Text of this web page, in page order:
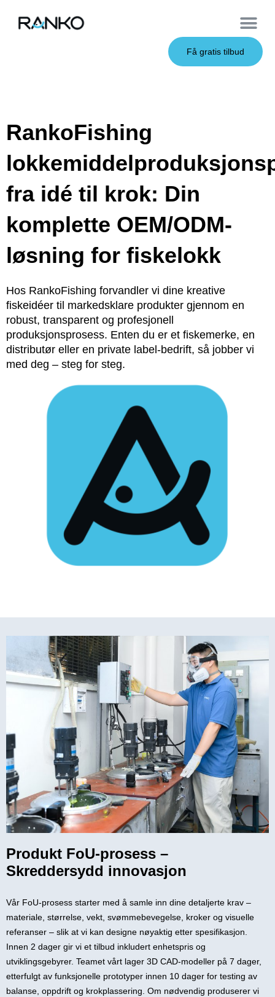
Få gratis tilbud
RankoFishing
fra idé til krok: Din
komplette OEM/ODM-
løsning for fiskelokk
Hos RankoFishing forvandler vi dine kreative
fiskeidéer til markedsklare produkter gjennom en
robust, transparent og profesjonell
produksjonsprosess. Enten du er et fiskemerke, en
distributør eller en private label-bedrift, så jobber vi
med deg – steg for steg.
Produkt FoU-prosess –
Skreddersydd innovasjon
Vår FoU-prosess starter med å samle inn dine detaljerte krav –
materiale, størrelse, vekt, svømmebevegelse, kroker og visuelle
referanser – slik at vi kan designe nøyaktig etter spesifikasjon.
Innen 2 dager gir vi et tilbud inkludert enhetspris og
utviklingsgebyrer. Teamet vårt lager 3D CAD-modeller på 7 dager,
etterfulgt av funksjonelle prototyper innen 10 dager for testing av
balanse, oppdrift og krokplassering. Om nødvendig produserer vi